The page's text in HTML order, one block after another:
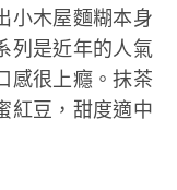
小木屋麵糊本身
列是近年的人氣
感很上癮。抹茶
紅豆，甜度適中